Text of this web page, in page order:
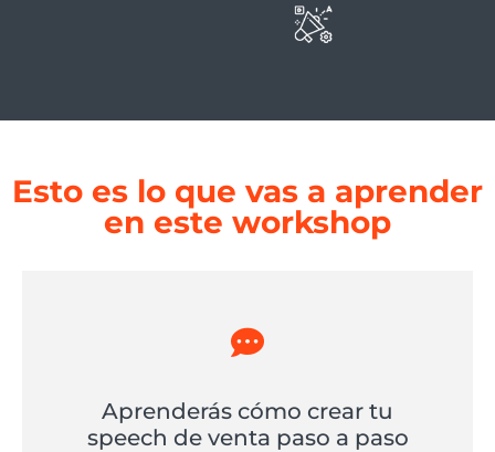
Esto es lo que vas a aprender
en este workshop
Aprenderás cómo crear tu
speech de venta paso a paso